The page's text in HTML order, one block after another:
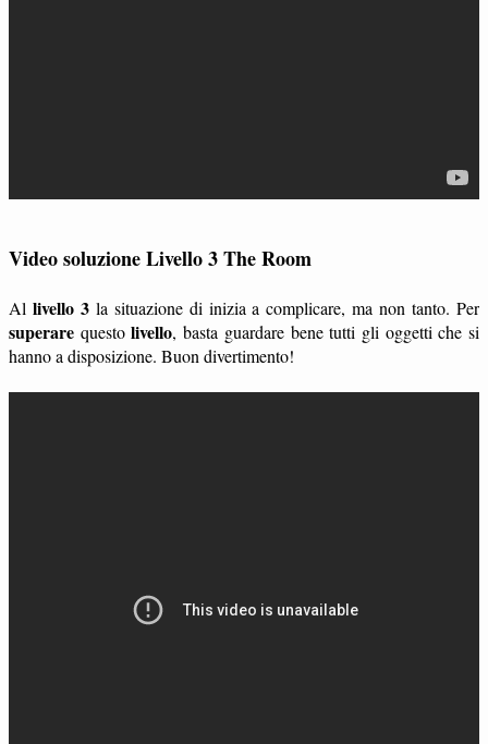
Video soluzione Livello 3 The Room
Al livello 3la situazione di inizia a complicare, ma non tanto. Per
superare questolivello, basta guardare bene tutti gli oggetti che si
hanno a disposizione. Buon divertimento!